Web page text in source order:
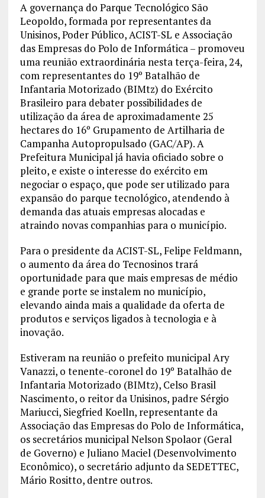
A governança do Parque Tecnológico São
Leopoldo, formada por representantes da
Unisinos, Poder Público, ACIST-SL e Associação
das Empresas do Polo de Informática – promoveu
uma reunião extraordinária nesta terça-feira, 24,
com representantes do 19º Batalhão de
Infantaria Motorizado (BIMtz) do Exército
Brasileiro para debater possibilidades de
utilização da área de aproximadamente 25
hectares do 16º Grupamento de Artilharia de
Campanha Autopropulsado (GAC/AP). A
Prefeitura Municipal já havia oficiado sobre o
pleito, e existe o interesse do exército em
negociar o espaço, que pode ser utilizado para
expansão do parque tecnológico, atendendo à
demanda das atuais empresas alocadas e
atraindo novas companhias para o município.
Para o presidente da ACIST-SL, Felipe Feldmann,
o aumento da área do Tecnosinos trará
oportunidade para que mais empresas de médio
e grande porte se instalem no município,
elevando ainda mais a qualidade da oferta de
produtos e serviços ligados à tecnologia e à
inovação.
Estiveram na reunião o prefeito municipal Ary
Vanazzi, o tenente-coronel do 19º Batalhão de
Infantaria Motorizado (BIMtz), Celso Brasil
Nascimento, o reitor da Unisinos, padre Sérgio
Mariucci, Siegfried Koelln, representante da
Associação das Empresas do Polo de Informática,
os secretários municipal Nelson Spolaor (Geral
de Governo) e Juliano Maciel (Desenvolvimento
Econômico), o secretário adjunto da SEDETTEC,
Mário Rositto, dentre outros.